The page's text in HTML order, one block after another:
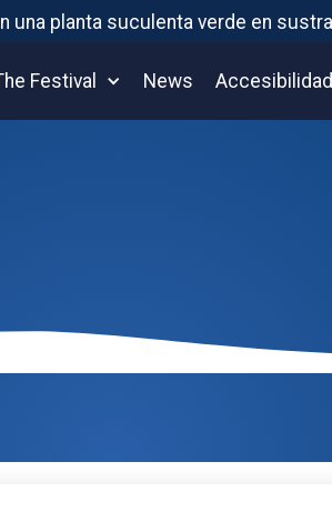
Festival News Accesibilidad